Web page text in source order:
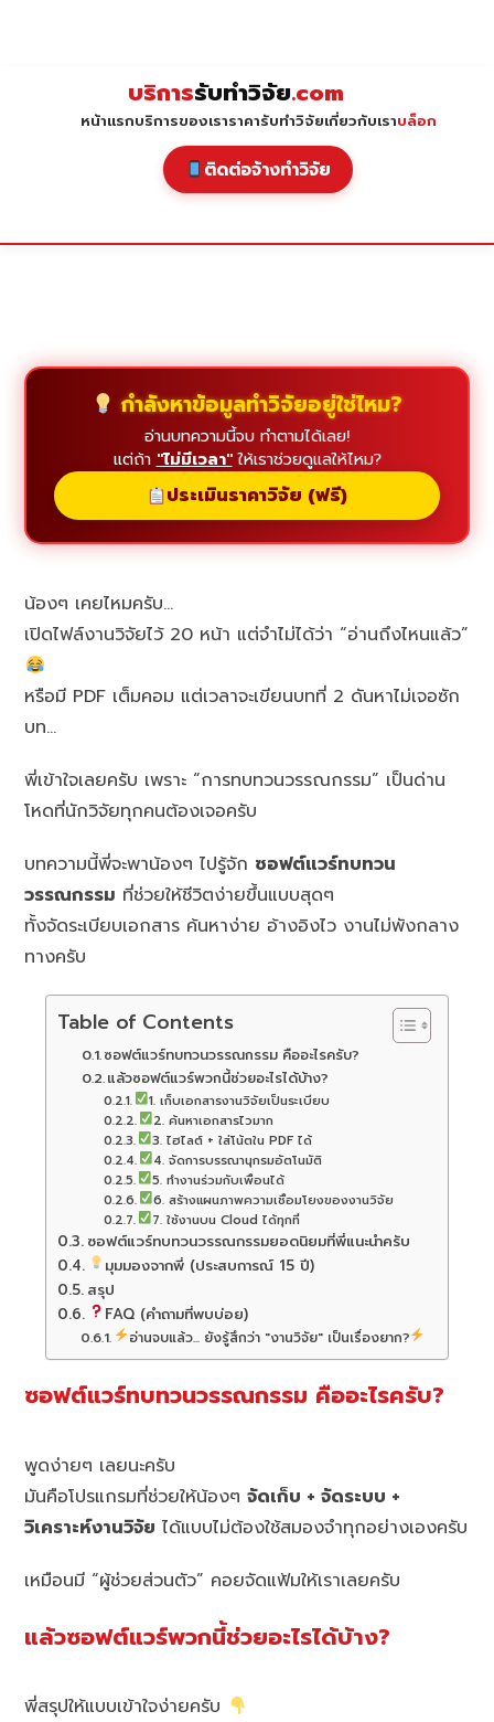
บริการรับทำวิจัย.com
หน้าแรกบริการของเราราคารับทำวิจัยเกี่ยวกับเราบล็อก
ติดต่อจ้างทำวิจัย
กำลังหาข้อมูลทำวิจัยอยู่ใช่ไหม?
อ่านบทความนี้จบ ทำตามได้เลย!
แต่ถ้า "ไม่มีเวลา"ให้เราช่วยดูแลให้ไหม?
ประเมินราคาวิจัย (ฟรี)
น้องๆ เคยไหมครับ…
เปิดไฟล์งานวิจัยไว้ 20 หน้า แต่จำไม่ได้ว่า “อ่านถึงไหนแล้ว”
หรือมี PDF เต็มคอม แต่เวลาจะเขียนบทที่ 2 ดันหาไม่เจอซัก
บท…
พี่เข้าใจเลยครับ เพราะ “การทบทวนวรรณกรรม” เป็นด่าน
โหดที่นักวิจัยทุกคนต้องเจอครับ
บทความนี้พี่จะพาน้องๆ ไปรู้จัก ซอฟต์แวร์ทบทวน
วรรณกรรม ที่ช่วยให้ชีวิตง่ายขึ้นแบบสุดๆ
ทั้งจัดระเบียบเอกสาร ค้นหาง่าย อ้างอิงไว งานไม่พังกลาง
ทางครับ
Table of Contents
ซอฟต์แวร์ทบทวนวรรณกรรม คืออะไรครับ?
แล้วซอฟต์แวร์พวกนี้ช่วยอะไรได้บ้าง?
1. เก็บเอกสารงานวิจัยเป็นระเบียบ
2. ค้นหาเอกสารไวมาก
3. ไฮไลต์ + ใส่โน้ตใน PDF ได้
4. จัดการบรรณานุกรมอัตโนมัติ
5. ทำงานร่วมกับเพื่อนได้
6. สร้างแผนภาพความเชื่อมโยงของงานวิจัย
7. ใช้งานบน Cloud ได้ทุกที่
ซอฟต์แวร์ทบทวนวรรณกรรมยอดนิยมที่พี่แนะนำครับ
มุมมองจากพี่ (ประสบการณ์ 15 ปี)
สรุป
FAQ (คำถามที่พบบ่อย)
อ่านจบแล้ว... ยังรู้สึกว่า "งานวิจัย" เป็นเรื่องยาก?
ซอฟต์แวร์ทบทวนวรรณกรรม คืออะไรครับ?
พูดง่ายๆ เลยนะครับ
มันคือโปรแกรมที่ช่วยให้น้องๆจัดเก็บ + จัดระบบ +
วิเคราะห์งานวิจัย ได้แบบไม่ต้องใช้สมองจำทุกอย่างเองครับ
เหมือนมี “ผู้ช่วยส่วนตัว” คอยจัดแฟ้มให้เราเลยครับ
แล้วซอฟต์แวร์พวกนี้ช่วยอะไรได้บ้าง?
พี่สรุปให้แบบเข้าใจง่ายครับ